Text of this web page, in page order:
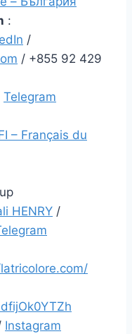
:
/
/ +855 92 429
Telegram
– Français du
HENRY /
Instagram